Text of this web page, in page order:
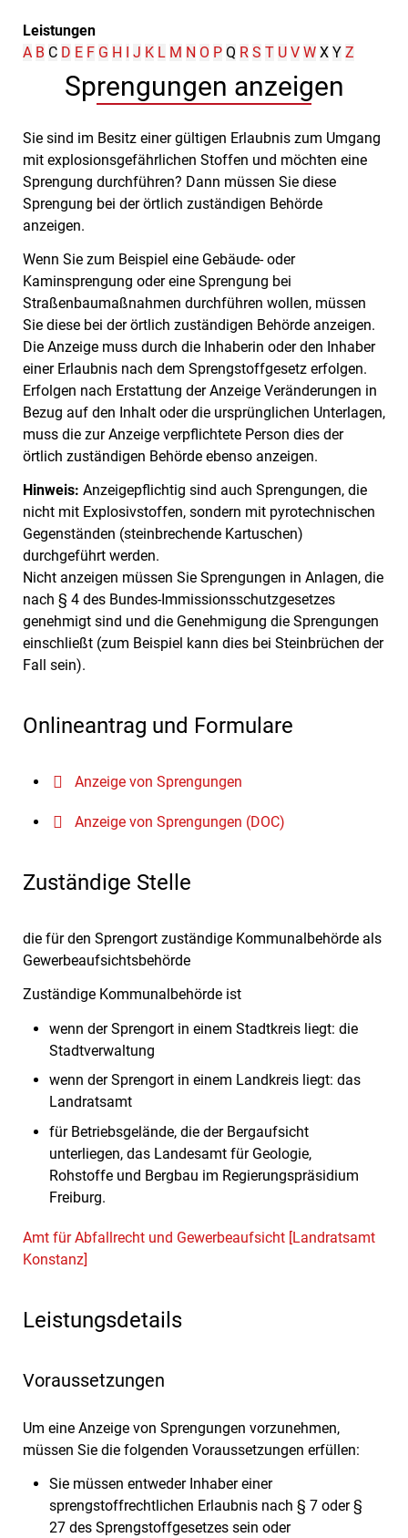
Leistungen
A B C D E F G H I J K L M N O P Q R S T U V W X Y Z
Sprengungen anzeigen
Sie sind im Besitz einer gültigen Erlaubnis zum Umgang
mit explosionsgefährlichen Stoffen und möchten eine
Sprengung durchführen? Dann müssen Sie diese
Sprengung bei der örtlich zuständigen Behörde
anzeigen.
Wenn Sie zum Beispiel eine Gebäude- oder
Kaminsprengung oder eine Sprengung bei
Straßenbaumaßnahmen durchführen wollen, müssen
Sie diese bei der örtlich zuständigen Behörde anzeigen.
Die Anzeige muss durch die Inhaberin oder den Inhaber
einer Erlaubnis nach dem Sprengstoffgesetz erfolgen.
Erfolgen nach Erstattung der Anzeige Veränderungen in
Bezug auf den Inhalt oder die ursprünglichen Unterlagen,
muss die zur Anzeige verpflichtete Person dies der
örtlich zuständigen Behörde ebenso anzeigen.
Hinweis: Anzeigepflichtig sind auch Sprengungen, die
nicht mit Explosivstoffen, sondern mit pyrotechnischen
Gegenständen (steinbrechende Kartuschen)
durchgeführt werden.
Nicht anzeigen müssen Sie Sprengungen in Anlagen, die
nach § 4 des Bundes-Immissionsschutzgesetzes
genehmigt sind und die Genehmigung die Sprengungen
einschließt (zum Beispiel kann dies bei Steinbrüchen der
Fall sein).
Onlineantrag und Formulare
Anzeige von Sprengungen
Anzeige von Sprengungen (DOC)
Zuständige Stelle
die für den Sprengort zuständige Kommunalbehörde als
Gewerbeaufsichtsbehörde
Zuständige Kommunalbehörde ist
wenn der Sprengort in einem Stadtkreis liegt: die
Stadtverwaltung
wenn der Sprengort in einem Landkreis liegt: das
Landratsamt
für Betriebsgelände, die der Bergaufsicht
unterliegen, das Landesamt für Geologie,
Rohstoffe und Bergbau im Regierungspräsidium
Freiburg.
Amt für Abfallrecht und Gewerbeaufsicht [Landratsamt
Konstanz]
Leistungsdetails
Voraussetzungen
Um eine Anzeige von Sprengungen vorzunehmen,
müssen Sie die folgenden Voraussetzungen erfüllen:
Sie müssen entweder Inhaber einer
sprengstoffrechtlichen Erlaubnis nach § 7 oder §
27 des Sprengstoffgesetzes sein oder